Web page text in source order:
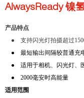
AlwaysReady 镍
产品特点
● 支持闪光灯拍摄超过
● 最短输出间隔较普通充
● 适用于相机、闪光灯、
● 2000毫安时高能量
适用范围